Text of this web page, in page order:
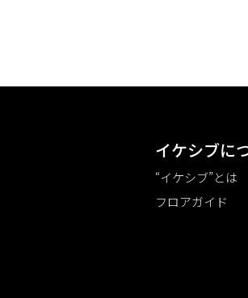
イケシブに
“イケシブ”とは
フロアガイド